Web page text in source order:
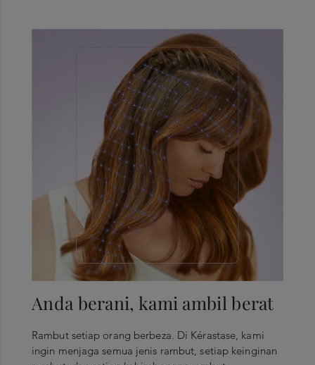
Anda berani, kami ambil berat
Rambut setiap orang berbeza. Di Kérastase, kami
ingin menjaga semua jenis rambut, setiap keinginan